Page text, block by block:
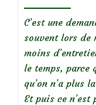
C’est une
souvent lors de
moins
le temps, parce
qu’on n’a plus
Et puis ce n’est